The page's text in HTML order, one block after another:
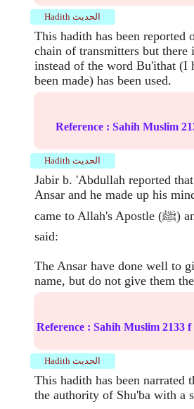
Hadith الحديث
This hadith has been reported
chain of transmitters but
instead of the word Bu'ithat (I
been made) has been used.
Reference : Sahih Muslim
Hadith الحديث
Jabir b. 'Abdullah reported
Ansar and he made up his
came to Allah's Apostle (ﷺ) and, asked him (about it), whereupon he
said:
The Ansar have done well to
name, but do not give them
Reference : Sahih Muslim 2133 f
Hadith الحديث
This hadith has been narrated
the authority of Shu'ba with a